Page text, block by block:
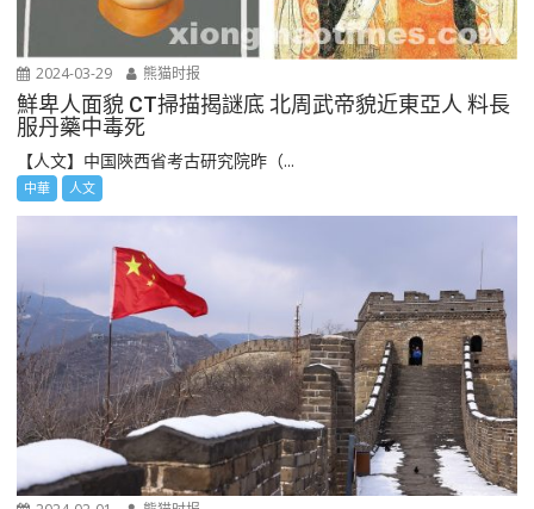
2024-03-29 熊猫时报
鮮卑人面貌 CT掃描揭謎底 北周武帝貌近東亞人 料長
服丹藥中毒死
【人文】中国陜西省考古研究院昨（...
中華 人文